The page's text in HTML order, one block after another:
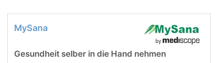
MySana
Gesundheit selber in die Hand nehmen